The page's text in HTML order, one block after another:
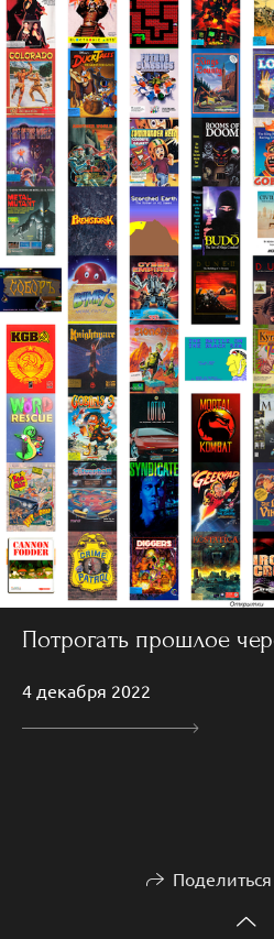
Потрогать прошлое
4 декабря 2022